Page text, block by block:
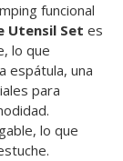
funcional
Utensil Set es
lo que
espátula, una
para
lo que